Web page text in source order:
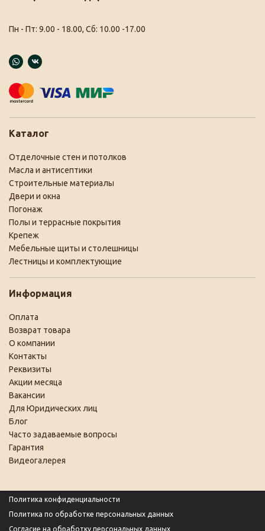
Пн - Пт: 9.00 - 18.00, Сб: 10.00 -17.00
Каталог
Отделочные стен и потолков
Масла и антисептики
Строительные материалы
Двери и окна
Погонаж
Полы и террасные покрытия
Крепеж
Мебельные щиты и столешницы
Лестницы и комплектующие
Информация
Оплата
Возврат товара
О компании
Контакты
Реквизиты
Акции месяца
Вакансии
Для Юридических лиц
Блог
Часто задаваемые вопросы
Гарантия
Видеогалерея
Политика конфиденциальности
Политика по обработке персональных данных
Согласие на обработку персональных данных